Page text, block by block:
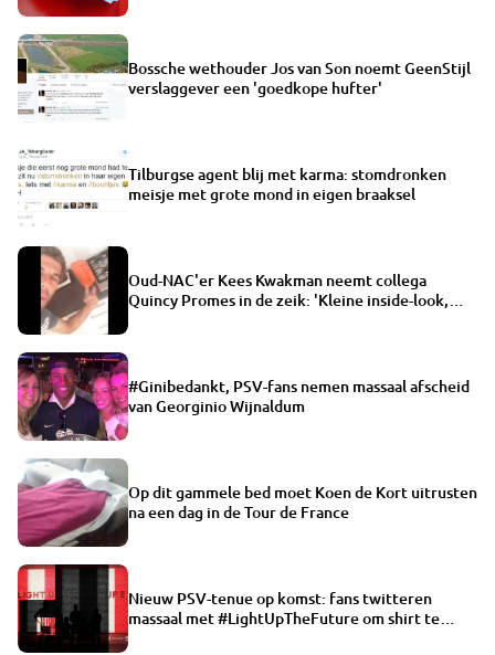
Bossche wethouder Jos van Son noemt GeenStijl
verslaggever een 'goedkope hufter'
Tilburgse agent blij met karma: stomdronken
meisje met grote mond in eigen braaksel
Oud-NAC'er Kees Kwakman neemt collega
Quincy Promes in de zeik: 'Kleine inside-look,
#Ginibedankt, PSV-fans nemen massaal afscheid
van Georginio Wijnaldum
Op dit gammele bed moet Koen de Kort uitrusten
na een dag in de Tour de France
Nieuw PSV-tenue op komst: fans twitteren
massaal met #LightUpTheFuture om shirt te